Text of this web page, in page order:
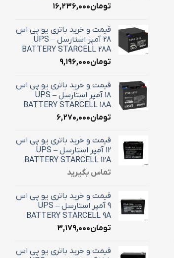
تومان۱۶,۲۳۶,۰۰۰
قیمت و خرید باتری یو پی اس
28 آمپر استارسل – UPS
BATTERY STARCELL 28A
تومان۹,۱۹۶,۰۰۰
قیمت و خرید باتری یو پی اس
18 آمپر استارسل – UPS
BATTERY STARCELL 18A
تومان۶,۲۷۰,۰۰۰
قیمت و خرید باتری یو پی اس
12 آمپر استارسل – UPS
BATTERY STARCELL 12A
تماس بگیرید
قیمت و خرید باتری یو پی اس
9 آمپر استارسل – UPS
BATTERY STARCELL 9A
تومان۳,۱۷۹,۰۰۰
قیمت و خرید باتری یو پی اس